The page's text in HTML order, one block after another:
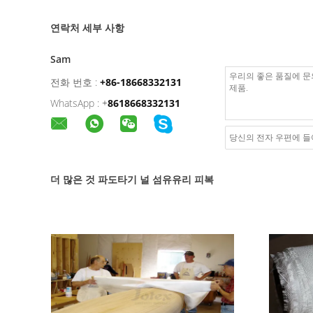
연락처 세부 사항
Sam
전화 번호 : +86-18668332131
WhatsApp : +8618668332131
더 많은 것 파도타기 널 섬유유리 피복